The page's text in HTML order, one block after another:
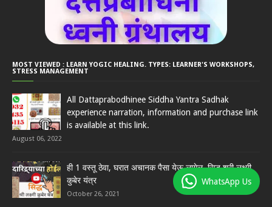
MOST VIEWED : LEARN YOGIC HEALING. TYPES: LEARNER'S WORKSHOPS,
STRESS MANAGEMENT
All Dattaprabodhinee Siddha Yantra Sadhak
experience narration, information and purchase link
is available at this link.
August 06, 2022
ही 1 वस्तू ठेवा, घरात अचानक पैसा येऊ लागेल. सिद्ध श्री लक्ष्मी
कुबेर यंत्र
October 26, 2021
WhatsApp Us